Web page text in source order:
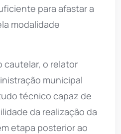
para afastar a
modalidade
cautelar, o relator
municipal
técnico capaz de
da realização da
etapa posterior ao